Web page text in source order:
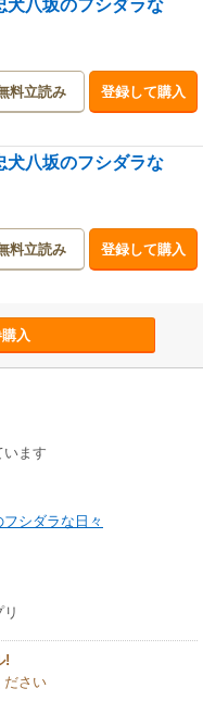
犬八坂のフシダラな
料立読み 登録して購入
犬八坂のフシダラな
料立読み 登録して購入
入
ます
フシダラな日々
!
ださい